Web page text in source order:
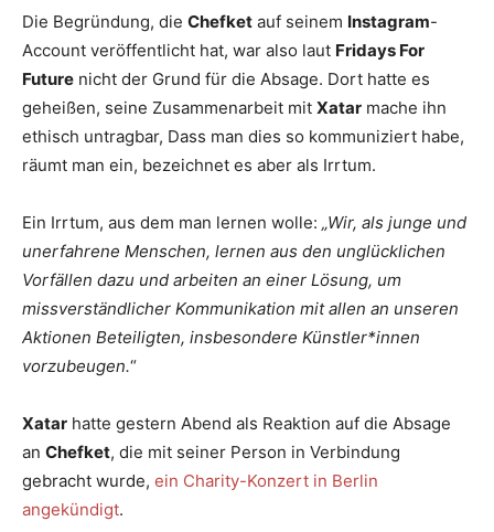
Die Begründung, die Chefket auf seinem Instagram-
Account veröffentlicht hat, war also laut Fridays For
Future nicht der Grund für die Absage. Dort hatte es
geheißen, seine Zusammenarbeit mit Xatar mache ihn
ethisch untragbar, Dass man dies so kommuniziert habe,
räumt man ein, bezeichnet es aber als Irrtum.
Ein Irrtum, aus dem man lernen wolle: „Wir, als junge und
unerfahrene Menschen, lernen aus den unglücklichen
Vorfällen dazu und arbeiten an einer Lösung, um
missverständlicher Kommunikation mit allen an unseren
Aktionen Beteiligten, insbesondere Künstler*innen
vorzubeugen.“
Xatar hatte gestern Abend als Reaktion auf die Absage
an Chefket, die mit seiner Person in Verbindung
gebracht wurde, ein Charity-Konzert in Berlin
angekündigt.